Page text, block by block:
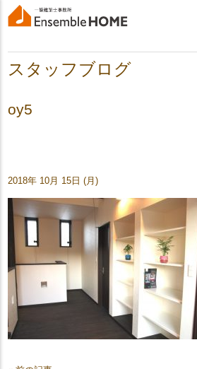
スタッフブログ
oy5
2018年 10月 15日 (月)